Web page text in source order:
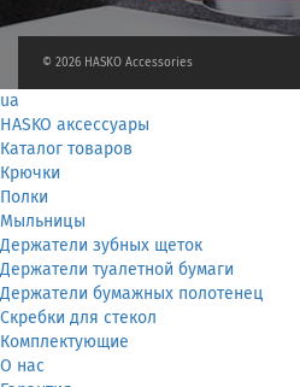
© 2026 HASKO Accessories
ua
HASKO аксессуары
Каталог товаров
Крючки
Полки
Мыльницы
Держатели зубных щеток
Держатели туалетной бумаги
Держатели бумажных полотенец
Скребки для стекол
Комплектующие
О нас